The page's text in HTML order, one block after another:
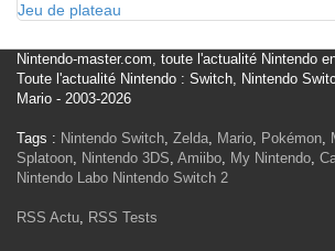
Jeu de plateau
Nintendo-master.com, toute l'actualité Nintendo
Toute l'actualité Nintendo : Switch, Nintendo
Mario - 2003-2026
Tags : Nintendo Switch, Zelda, Mario, Pokémon,
Splatoon, Nintendo 3DS, Amiibo, My Nintendo,
Nintendo Labo Nintendo Switch 2
RSS Actu, RSS Tests